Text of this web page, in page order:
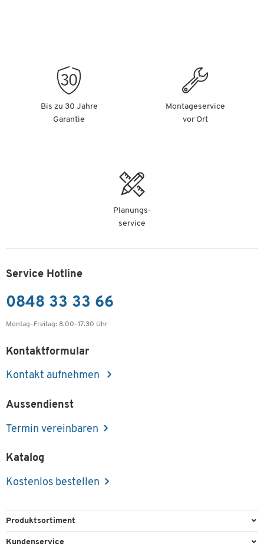
Bis zu 30 Jahre
Garantie
Montageservice
vor Ort
Planungs-
service
Service Hotline
0848 33 33 66
Montag–Freitag: 8.00–17.30 Uhr
Kontaktformular
Kontakt aufnehmen
Aussendienst
Termin vereinbaren
Katalog
Kostenlos bestellen
Produktsortiment
Büroausstattung
Kundenservice